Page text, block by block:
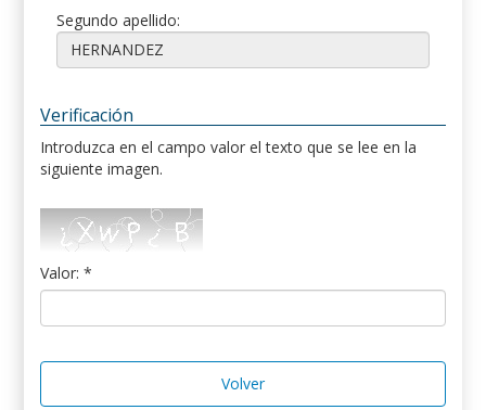
Segundo apellido:
Verificación
Introduzca en el campo valor el texto que se lee en la
siguiente imagen.
Valor: *
Volver